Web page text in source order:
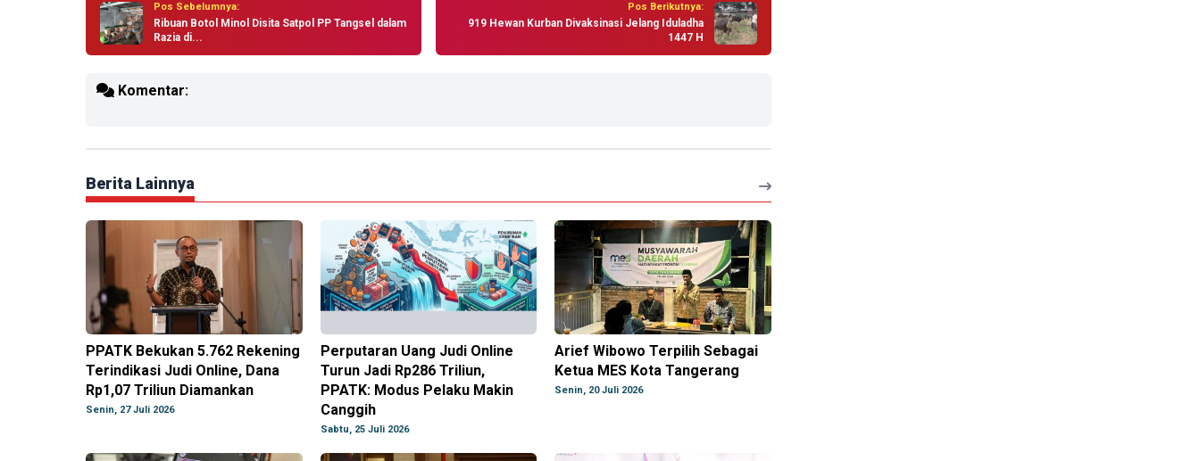
Pos Sebelumnya:
Ribuan Botol Minol Disita Satpol PP Tangsel dalam
Razia di...
Pos Berikutnya:
919 Hewan Kurban Divaksinasi Jelang Iduladha
1447 H
Komentar:
Berita Lainnya
PPATK Bekukan 5.762 Rekening
Terindikasi Judi Online, Dana
Rp1,07 Triliun Diamankan
Senin, 27 Juli 2026
Perputaran Uang Judi Online
Turun Jadi Rp286 Triliun,
PPATK: Modus Pelaku Makin
Canggih
Sabtu, 25 Juli 2026
Arief Wibowo Terpilih Sebagai
Ketua MES Kota Tangerang
Senin, 20 Juli 2026